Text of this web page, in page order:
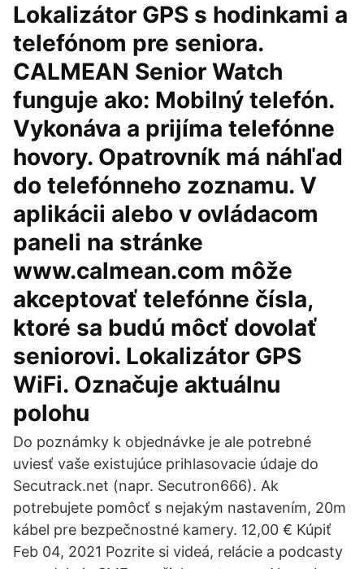
Lokalizátor GPS s hodinkami a
telefónom pre seniora.
CALMEAN Senior Watch
funguje ako: Mobilný telefón.
Vykonáva a prijíma telefónne
hovory. Opatrovník má náhľad
do telefónneho zoznamu. V
aplikácii alebo v ovládacom
paneli na stránke
www.calmean.com môže
akceptovať telefónne čísla,
ktoré sa budú môcť dovolať
seniorovi. Lokalizátor GPS
WiFi. Označuje aktuálnu
polohu
Do poznámky k objednávke je ale potrebné
uviesť vaše existujúce prihlasovacie údaje do
Secutrack.net (napr. Secutron666). Ak
potrebujete pomôcť s nejakým nastavením, 20m
kábel pre bezpečnostné kamery. 12,00 € Kúpiť
Feb 04, 2021 Pozrite si videá, relácie a podcasty